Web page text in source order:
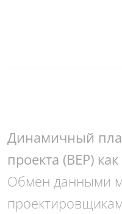
Динамичный
проекта (BEP)
Обмен данными